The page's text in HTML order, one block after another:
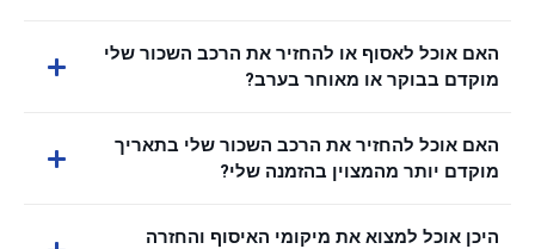
האם אוכל לאסוף או להחזיר את הרכב השכור שלי
מוקדם בבוקר או מאוחר בערב?
האם אוכל להחזיר את הרכב השכור שלי בתאריך
מוקדם יותר מהמצוין בהזמנה שלי?
היכן אוכל למצוא את מיקומי האיסוף והחזרה